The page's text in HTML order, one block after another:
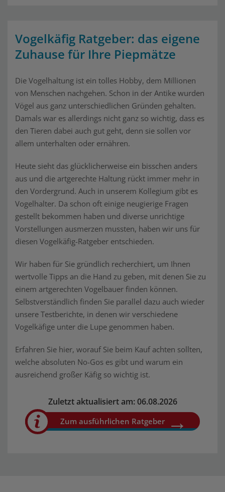
Vogelkäfig Ratgeber: das eigene
Zuhause für Ihre Piepmätze
Die Vogelhaltung ist ein tolles Hobby, dem Millionen
von Menschen nachgehen. Schon in der Antike wurden
Vögel aus ganz unterschiedlichen Gründen gehalten.
Damals war es allerdings nicht ganz so wichtig, dass es
den Tieren dabei auch gut geht, denn sie sollen vor
allem unterhalten oder ernähren.
Heute sieht das glücklicherweise ein bisschen anders
aus und die artgerechte Haltung rückt immer mehr in
den Vordergrund. Auch in unserem Kollegium gibt es
Vogelhalter. Da schon oft einige neugierige Fragen
gestellt bekommen haben und diverse unrichtige
Vorstellungen ausmerzen mussten, haben wir uns für
diesen Vogelkäfig-Ratgeber entschieden.
Wir haben für Sie gründlich recherchiert, um Ihnen
wertvolle Tipps an die Hand zu geben, mit denen Sie zu
einem artgerechten Vogelbauer finden können.
Selbstverständlich finden Sie parallel dazu auch wieder
unsere Testberichte, in denen wir verschiedene
Vogelkäfige unter die Lupe genommen haben.
Erfahren Sie hier, worauf Sie beim Kauf achten sollten,
welche absoluten No-Gos es gibt und warum ein
ausreichend großer Käfig so wichtig ist.
Zuletzt aktualisiert am: 06.08.2026
Zum ausführlichen Ratgeber